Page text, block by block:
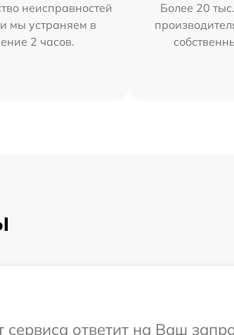
неисправностей
мы устраняем в
2 часов.
Более 20
сервиса ответит на Ваш